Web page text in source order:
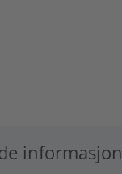
informasjon